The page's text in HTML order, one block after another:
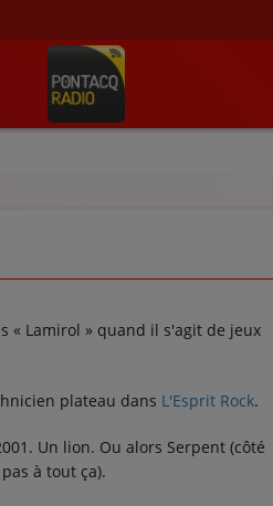
« Lamirol » quand il s'agit de jeux
plateau dans L'Esprit Rock.
Un lion. Ou alors Serpent (côté
à tout ça).